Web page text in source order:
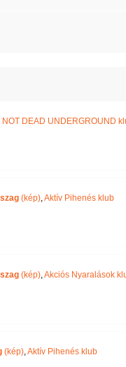
NOT DEAD UNDERGROUND
(kép),Aktív Pihenés klub
(kép),Akciós Nyaralások
(kép),Aktív Pihenés klub